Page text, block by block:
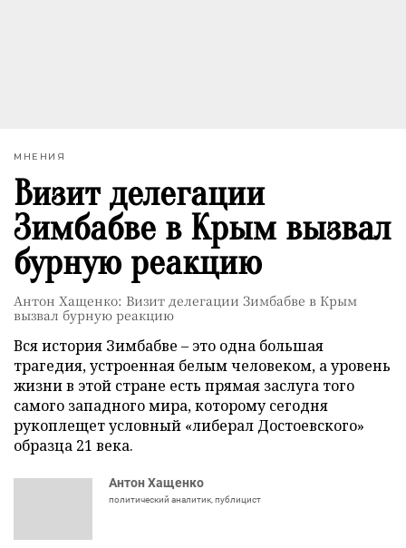
МНЕНИЯ
Визит делегации
Зимбабве в Крым вызвал
бурную реакцию
Антон Хащенко: Визит делегации Зимбабве в Крым
вызвал бурную реакцию
Вся история Зимбабве – это одна большая
трагедия, устроенная белым человеком, а уровень
жизни в этой стране есть прямая заслуга того
самого западного мира, которому сегодня
рукоплещет условный «либерал Достоевского»
образца 21 века.
Антон Хащенко
политический аналитик, публицист